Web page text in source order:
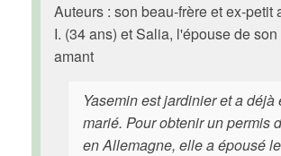
Auteurs : son beau-frère et ex-petit
I. (34 ans) et Salia, l'épouse de
amant
Yasemin est jardinier et a déjà
marié. Pour obtenir un permis
en Allemagne, elle a épousé